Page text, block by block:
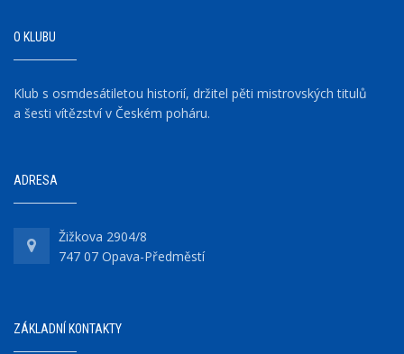
O KLUBU
Klub s osmdesátiletou historií, držitel pěti mistrovských titulů
a šesti vítězství v Českém poháru.
ADRESA
Žižkova 2904/8
747 07 Opava-Předměstí
ZÁKLADNÍ KONTAKTY